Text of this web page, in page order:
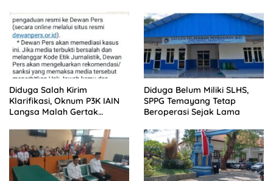
Diduga Salah Kirim
Klarifikasi, Oknum P3K IAIN
Langsa Malah Gertak
Diduga Belum Miliki SLHS,
SPPG Temayang Tetap
Beroperasi Sejak Lama